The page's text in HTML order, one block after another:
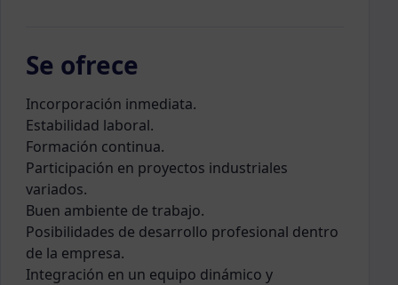
Se ofrece
Incorporación inmediata.
Estabilidad laboral.
Formación continua.
Participación en proyectos industriales
variados.
Buen ambiente de trabajo.
Posibilidades de desarrollo profesional dentro
de la empresa.
Integración en un equipo dinámico y